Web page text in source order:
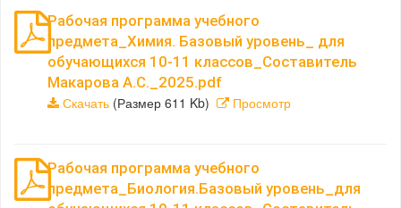
Рабочая программа учебного
предмета_Химия. Базовый уровень_ для
обучающихся 10-11 классов_Составитель
Макарова А.С._2025.pdf
Скачать (Размер 611 Kb) Просмотр
Рабочая программа учебного
предмета_Биология.Базовый уровень_для